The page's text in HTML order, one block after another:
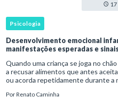
Psicologia
Desenvolvimento emocional
manifestações esperadas e
Quando uma criança se joga no
a recusar alimentos que antes
ou acorda repetidamente durante a
PorRenato Caminha